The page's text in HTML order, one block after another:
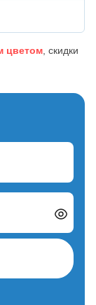
цветом , скидки